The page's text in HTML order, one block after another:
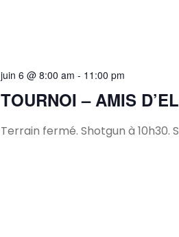
TOURNOI – AMIS
juin 6 @ 8:00 am - 11:00 pm
Terrain fermé. Shotgun à 10h30.